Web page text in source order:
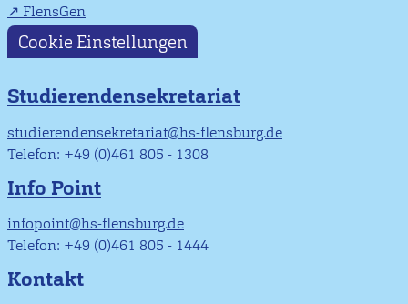
FlensGen
Cookie Einstellungen
Studierendensekretariat
studierendensekretariat@hs-flensburg.de
Telefon: +49 (0)461 805 - 1308
Info Point
infopoint@hs-flensburg.de
Telefon: +49 (0)461 805 - 1444
Kontakt